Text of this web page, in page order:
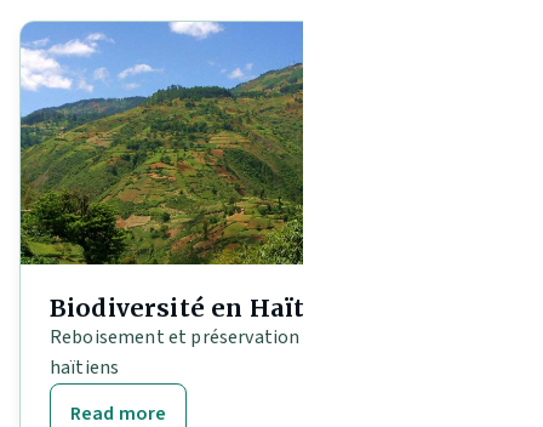
Biodiversité en Haïti
Reboisement et préservation des écosystèmes
haïtiens
Read more